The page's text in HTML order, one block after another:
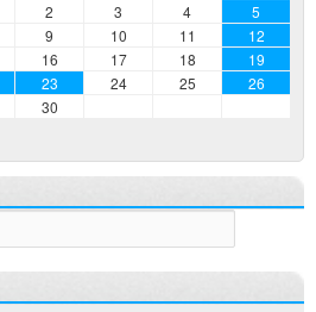
2 3 4
5
9 10 11
12
16 17 18
19
23 24 25
26
30